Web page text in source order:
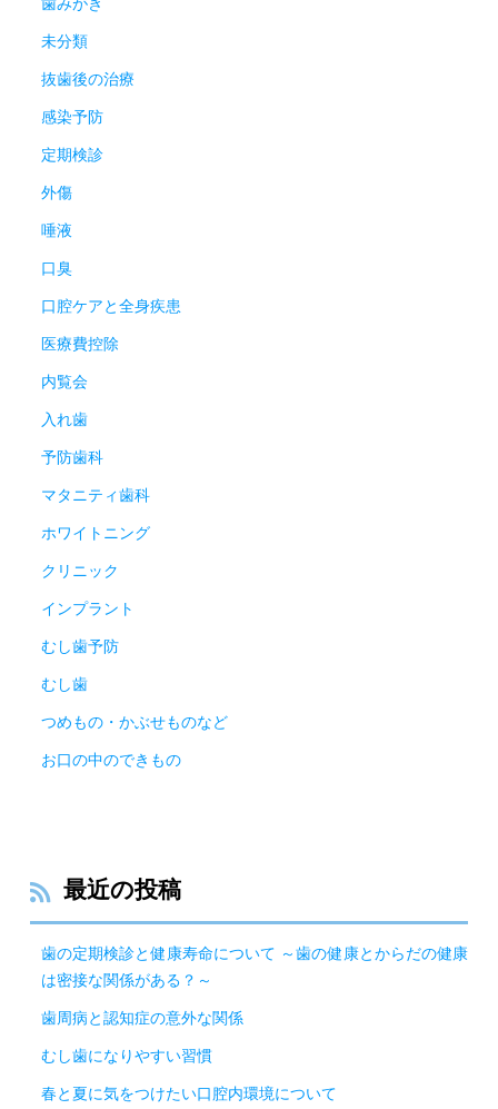
歯みがき
未分類
抜歯後の治療
感染予防
定期検診
外傷
唾液
口臭
口腔ケアと全身疾患
医療費控除
内覧会
入れ歯
予防歯科
マタニティ歯科
ホワイトニング
クリニック
インプラント
むし歯予防
むし歯
つめもの・かぶせものなど
お口の中のできもの
最近の投稿
歯の定期検診と健康寿命について ～歯の健康とからだの健康
は密接な関係がある？～
歯周病と認知症の意外な関係
むし歯になりやすい習慣
春と夏に気をつけたい口腔内環境について